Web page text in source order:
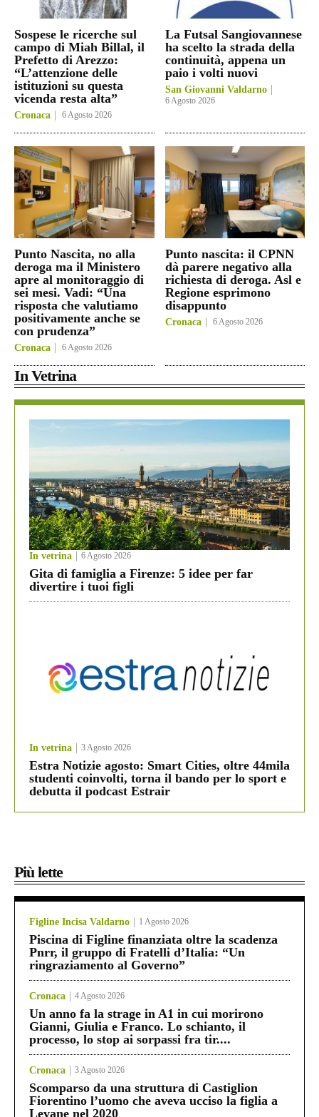
Sospese le ricerche sul
campo di Miah Billal, il
Prefetto di Arezzo:
“L’attenzione delle
istituzioni su questa
vicenda resta alta”
Cronaca 6 Agosto 2026
La Futsal Sangiovannese
ha scelto la strada della
continuità, appena un
paio i volti nuovi
San Giovanni Valdarno
6 Agosto 2026
Punto Nascita, no alla
deroga ma il Ministero
apre al monitoraggio di
sei mesi. Vadi: “Una
risposta che valutiamo
positivamente anche se
con prudenza”
Cronaca 6 Agosto 2026
Punto nascita: il CPNN
dà parere negativo alla
richiesta di deroga. Asl e
Regione esprimono
disappunto
Cronaca 6 Agosto 2026
In Vetrina
In vetrina 6 Agosto 2026
Gita di famiglia a Firenze: 5 idee per far
divertire i tuoi figli
In vetrina 3 Agosto 2026
Estra Notizie agosto: Smart Cities, oltre 44mila
studenti coinvolti, torna il bando per lo sport e
debutta il podcast Estrair
Più lette
Figline Incisa Valdarno 1 Agosto 2026
Piscina di Figline finanziata oltre la scadenza
Pnrr, il gruppo di Fratelli d’Italia: “Un
ringraziamento al Governo”
Cronaca 4 Agosto 2026
Un anno fa la strage in A1 in cui morirono
Gianni, Giulia e Franco. Lo schianto, il
processo, lo stop ai sorpassi fra tir....
Cronaca 3 Agosto 2026
Scomparso da una struttura di Castiglion
Fiorentino l’uomo che aveva ucciso la figlia a
Levane nel 2020